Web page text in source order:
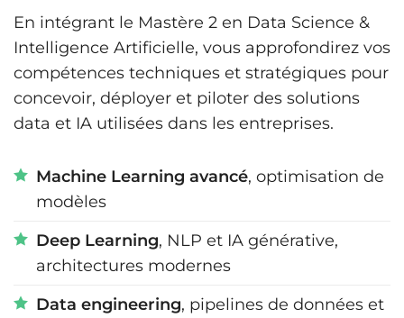
En intégrant le Mastère 2 en Data Science &
Intelligence Artificielle, vous approfondirez vos
compétences techniques et stratégiques pour
concevoir, déployer et piloter des solutions
data et IA utilisées dans les entreprises.
Machine Learning avancé, optimisation de
modèles
Deep Learning, NLP et IA générative,
architectures modernes
Data engineering, pipelines de données et